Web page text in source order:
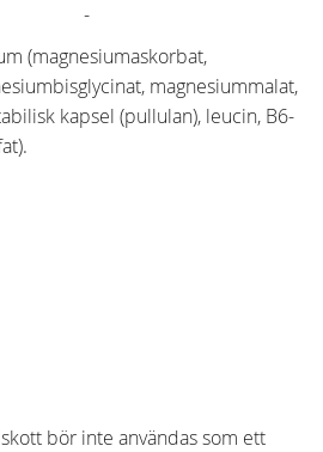
-
(magnesiumaskorbat,
magnesiummalat,
kapsel (pullulan), leucin, B6-
bör inte användas som ett